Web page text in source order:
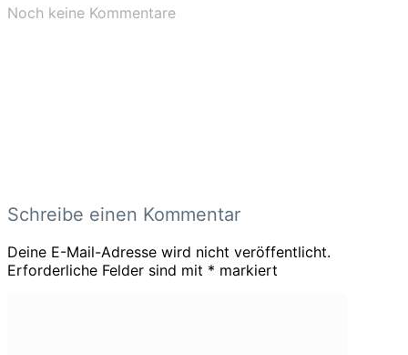
Noch keine Kommentare
Schreibe einen Kommentar
Deine E-Mail-Adresse wird nicht veröffentlicht.
Erforderliche Felder sind mit * markiert